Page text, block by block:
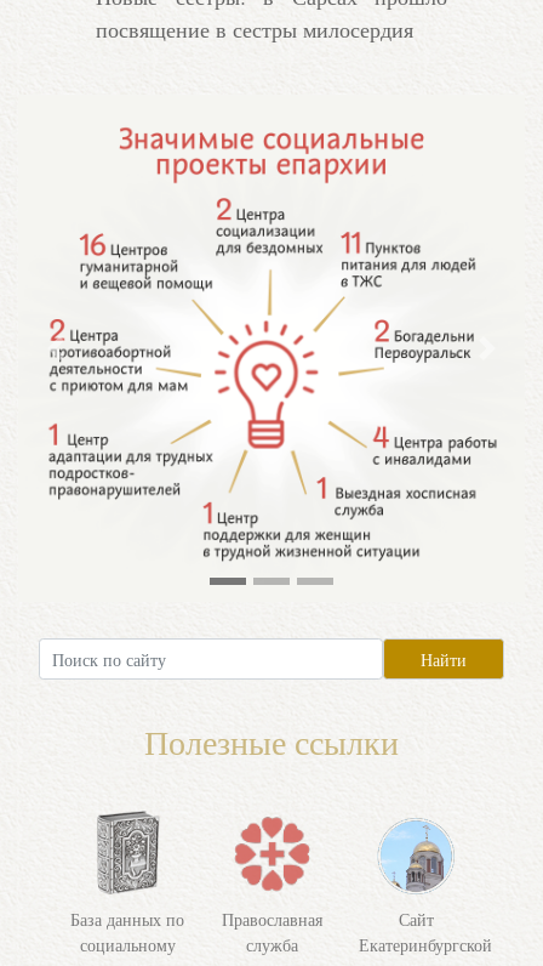
посвящение в сестры милосердия
Предыдущий
Полезные ссылки
База данных по
социальному
Православная
служба
Сайт
Екатеринбургской